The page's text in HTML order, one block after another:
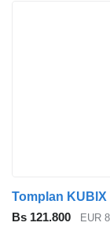
Tomplan KUBIX
Bs 121.800
EUR